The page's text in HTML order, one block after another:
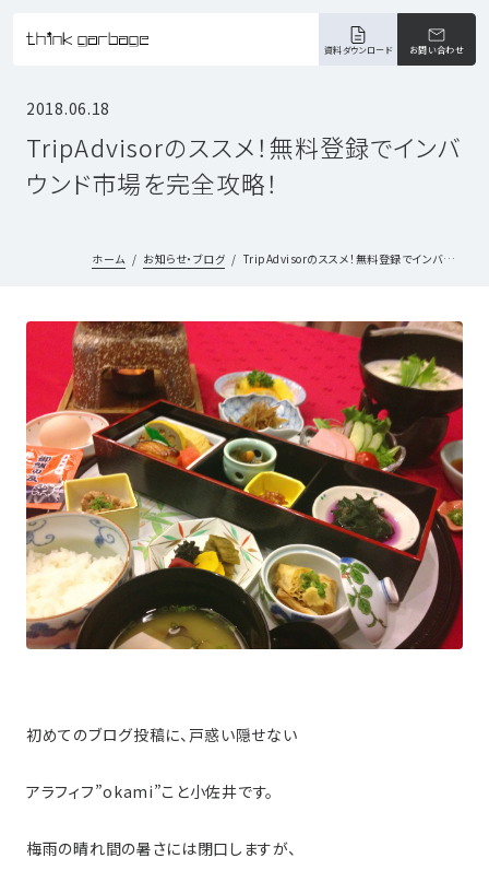
資料ダウンロード お問い合わせ
2018.06.18
TripAdvisorのススメ！無料登録でインバ
ウンド市場を完全攻略！
ホーム お知らせ・ブログ TripAdvisorのススメ！無料登録でインバウンド市場を完全攻略！
初めてのブログ投稿に、戸惑い隠せない
アラフィフ”okami”こと小佐井です。
梅雨の晴れ間の暑さには閉口しますが、